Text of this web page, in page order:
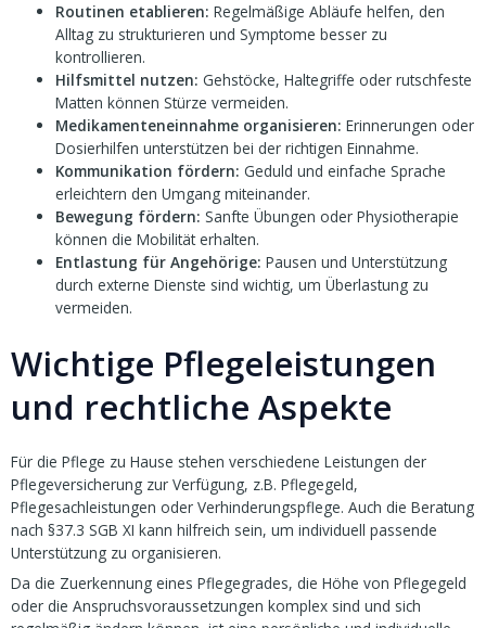
Routinen etablieren: Regelmäßige Abläufe helfen, den
Alltag zu strukturieren und Symptome besser zu
kontrollieren.
Hilfsmittel nutzen: Gehstöcke, Haltegriffe oder rutschfeste
Matten können Stürze vermeiden.
Medikamenteneinnahme organisieren: Erinnerungen oder
Dosierhilfen unterstützen bei der richtigen Einnahme.
Kommunikation fördern: Geduld und einfache Sprache
erleichtern den Umgang miteinander.
Bewegung fördern: Sanfte Übungen oder Physiotherapie
können die Mobilität erhalten.
Entlastung für Angehörige: Pausen und Unterstützung
durch externe Dienste sind wichtig, um Überlastung zu
vermeiden.
Wichtige Pflegeleistungen
und rechtliche Aspekte
Für die Pflege zu Hause stehen verschiedene Leistungen der
Pflegeversicherung zur Verfügung, z.B. Pflegegeld,
Pflegesachleistungen oder Verhinderungspflege. Auch die Beratung
nach §37.3 SGB XI kann hilfreich sein, um individuell passende
Unterstützung zu organisieren.
Da die Zuerkennung eines Pflegegrades, die Höhe von Pflegegeld
oder die Anspruchsvoraussetzungen komplex sind und sich